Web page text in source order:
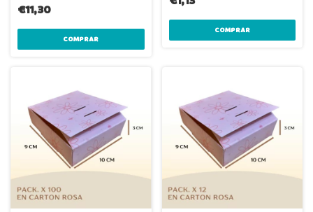
€11,30
COMPRAR